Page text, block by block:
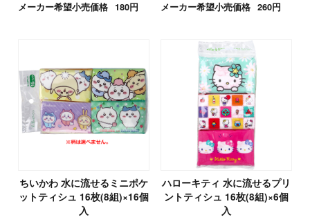
メーカー希望小売価格 180円 メーカー希望小売価格 260円
ちいかわ 水に流せるミニポケ
ットティシュ 16枚(8組)×16個
入
ハローキティ 水に流せるプリ
ントティシュ 16枚(8組)×6個
入